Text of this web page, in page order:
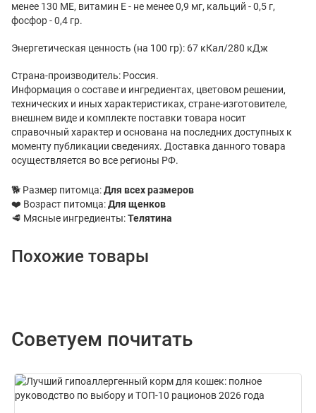
менее 130 МЕ, витамин Е - не менее 0,9 мг, кальций - 0,5 г,
фосфор - 0,4 гр.
Энергетическая ценность (на 100 гр): 67 кКал/280 кДж
Страна-производитель: Россия.
Информация о составе и ингредиентах, цветовом решении,
технических и иных характеристиках, стране-изготовителе,
внешнем виде и комплекте поставки товара носит
справочный характер и основана на последних доступных к
моменту публикации сведениях. Доставка данного товара
осуществляется во все регионы РФ.
🐕 Размер питомца:Для всех размеров
❤️ Возраст питомца:Для щенков
🥩 Мясные ингредиенты:Телятина
Похожие товары
Советуем почитать